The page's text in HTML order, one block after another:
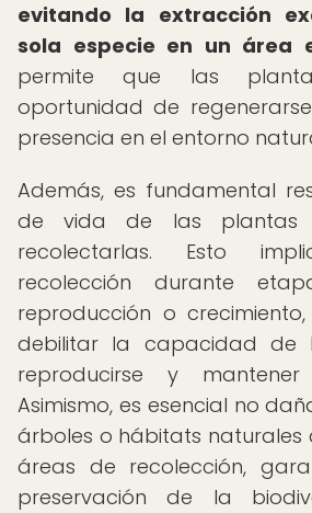
evitando la extracción
sola especie en un área
permite que las
oportunidad de
presencia en el entorno
Además, es fundamental
de vida de las plantas
recolectarlas. Esto
recolección durante
reproducción o
debilitar la capacidad de
reproducirse y
Asimismo, es esencial no
árboles o hábitats naturales
áreas de recolección,
preservación de la